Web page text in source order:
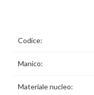
Codice:
Manico:
Materiale nucleo: